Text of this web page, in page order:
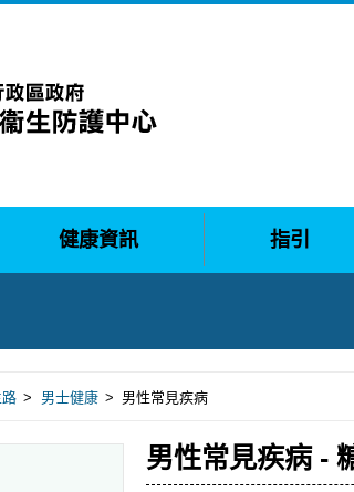
健康資訊 指引
> 男士健康 > 男性常見疾病
男性常見疾病 -